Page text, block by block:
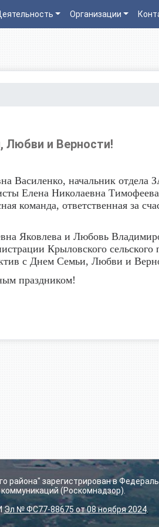
Организации
Любви и Верности!
Василенко, начальник отдела
Елена Николаевна
команда, ответственная за
Яковлева и Любовь
Крыловского сельского
с Днем Семьи, Любви и
праздником!
района" зарегистрирован в
коммуникаций (Роскомнадзор).
Эл № ФС77-88675 от 08 ноября 2024.